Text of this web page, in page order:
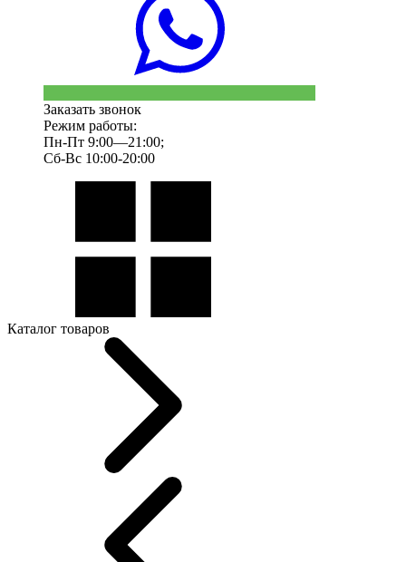
Заказать звонок
Режим работы:
Пн-Пт 9:00—21:00;
Сб-Вс 10:00-20:00
Каталог товаров